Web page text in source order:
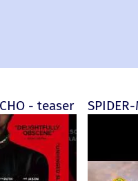
World) - official
- teaser